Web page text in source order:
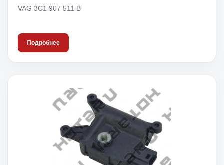
VAG 3C1 907 511 B
Подробнее